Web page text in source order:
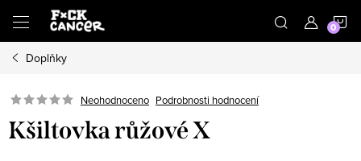
obsah
Doplňky
Neohodnoceno Podrobnosti hodnocení
Kšiltovka růžové X